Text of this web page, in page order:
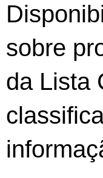
sobre
da Lista